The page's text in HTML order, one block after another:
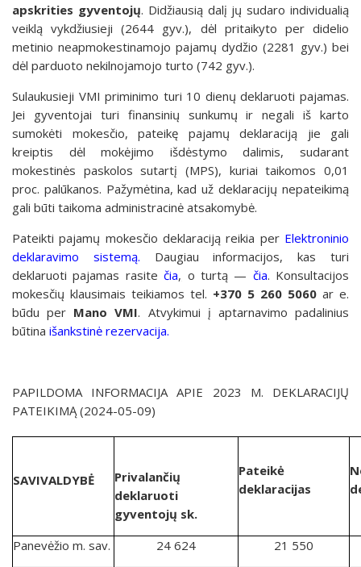
apskrities gyventojų. Didžiausią dalį jų sudaro individualią
veiklą vykdžiusieji (2644 gyv.), dėl pritaikyto per didelio
metinio neapmokestinamojo pajamų dydžio (2281 gyv.) bei
dėl parduoto nekilnojamojo turto (742 gyv.).
Sulaukusieji VMI priminimo turi 10 dienų deklaruoti pajamas.
Jei gyventojai turi finansinių sunkumų ir negali iš karto
sumokėti mokesčio, pateikę pajamų deklaraciją jie gali
kreiptis dėl mokėjimo išdėstymo dalimis, sudarant
mokestinės paskolos sutartį (MPS), kuriai taikomos 0,01
proc. palūkanos. Pažymėtina, kad už deklaracijų nepateikimą
gali būti taikoma administracinė atsakomybė.
Pateikti pajamų mokesčio deklaraciją reikia per Elektroninio
deklaravimo sistemą. Daugiau informacijos, kas turi
deklaruoti pajamas rasitečia, o turtą — čia. Konsultacijos
mokesčių klausimais teikiamos tel. +370 5 260 5060 ar e.
būdu per Mano VMI. Atvykimui į aptarnavimo padalinius
būtina išankstinė rezervacija.
PAPILDOMA INFORMACIJA APIE 2023 M. DEKLARACIJŲ
PATEIKIMĄ (2024-05-09)
SAVIVALDYBĖ
Privalančių
deklaruoti
gyventojų sk.
Pateikė
deklaracijas
Panevėžio m. sav. 24 624
21 550